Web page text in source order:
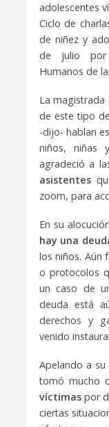
adolescentes
Ciclo de
de niñez y
de julio por
Humanos de
La
de este tipo
-dijo- hablan
niños, niñas
agradeció a
asistentes
zoom, para
En su
hay una
los niños. Aún
o protocolos
un caso de
deuda está
derechos y
venido
Apelando a
tomó mucho
víctimaspor
ciertas